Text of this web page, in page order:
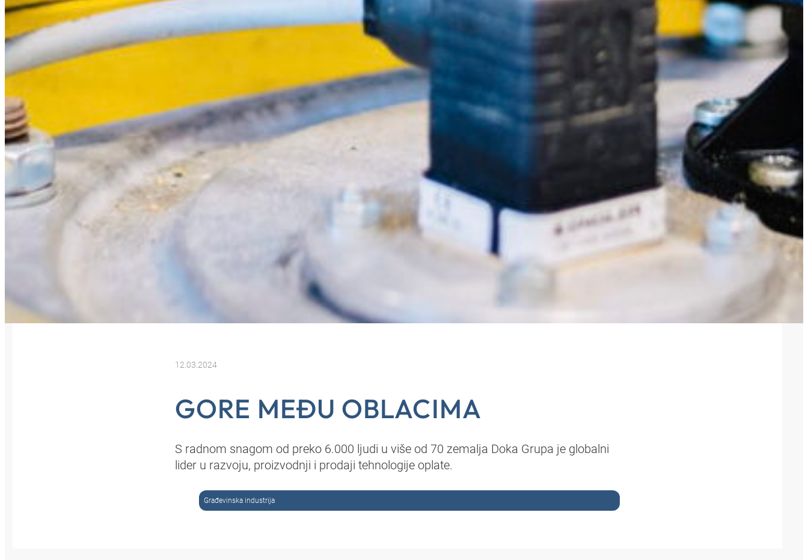
12.03.2024
GORE MEĐU OBLACIMA
S radnom snagom od preko 6.000 ljudi u više od 70 zemalja Doka Grupa je globalni
lider u razvoju, proizvodnji i prodaji tehnologije oplate.
Građevinska industrija